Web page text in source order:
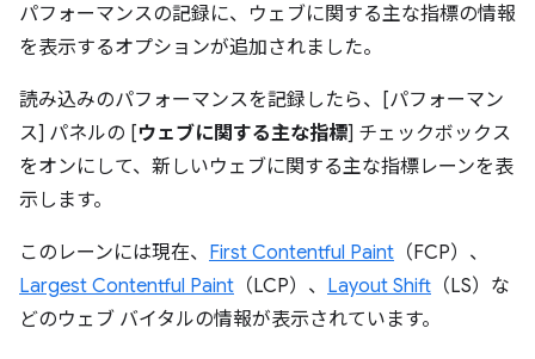
パフォーマンスの記録に、ウェブに関する主な指標の情報
を表示するオプションが追加されました。
読み込みのパフォーマンスを記録したら、[パフォーマン
ス] パネルの [ウェブに関する主な指標] チェックボックス
をオンにして、新しいウェブに関する主な指標レーンを表
示します。
このレーンには現在、 First Contentful Paint （FCP）、
Largest Contentful Paint （LCP）、 Layout Shift （LS）な
どのウェブ バイタルの情報が表示されています。